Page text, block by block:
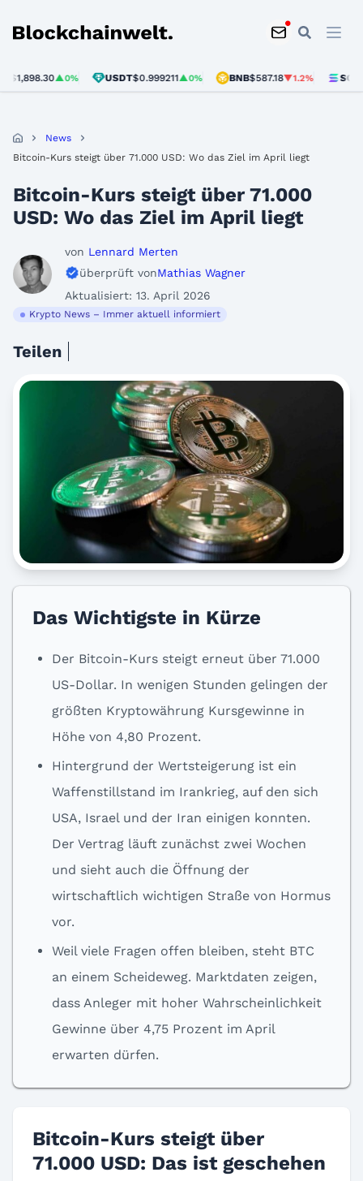
Blockchainwelt
▲0% USDT$0.999211▲0% BNB$587.18▼1.2% SOL$72.76
News
Bitcoin-Kurs steigt über 71.000 USD: Wo das Ziel im April liegt
Bitcoin-Kurs steigt über 71.000
USD: Wo das Ziel im April liegt
von Lennard Merten
überprüft vonMathias Wagner
Aktualisiert: 13. April 2026
Krypto News – Immer aktuell informiert
Teilen
Das Wichtigste in Kürze
Der Bitcoin-Kurs steigt erneut über 71.000
US-Dollar. In wenigen Stunden gelingen der
größten Kryptowährung Kursgewinne in
Höhe von 4,80 Prozent.
Hintergrund der Wertsteigerung ist ein
Waffenstillstand im Irankrieg, auf den sich
USA, Israel und der Iran einigen konnten.
Der Vertrag läuft zunächst zwei Wochen
und sieht auch die Öffnung der
wirtschaftlich wichtigen Straße von Hormus
vor.
Weil viele Fragen offen bleiben, steht BTC
an einem Scheideweg. Marktdaten zeigen,
dass Anleger mit hoher Wahrscheinlichkeit
Gewinne über 4,75 Prozent im April
erwarten dürfen.
Bitcoin-Kurs steigt über
71.000 USD: Das ist geschehen